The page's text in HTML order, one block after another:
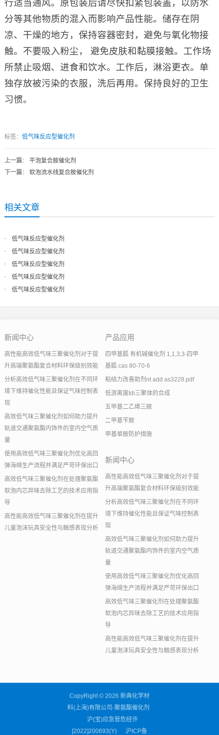
行适当通风。原包装后请尽快扣紧包装盖，以防水
分等其他物质的混入而影响产品性能。储存在阴
凉、干燥的地方，保持容器密封，避免与氧化物接
触。不要吸入粉尘， 避免皮肤和黏膜接触。工作场
所禁止吸烟、进食和饮水。工作后，淋浴更衣。单
独存放被污染的衣服，洗后再用。保持良好的卫生
习惯。
标签： 低气味反应型催化剂
上一篇： 平泡复合胺催化剂
下一篇： 软泡流水线复合胺催化剂
相关文章
低气味反应型催化剂
低气味反应型催化剂
低气味反应型催化剂
低气味反应型催化剂
低气味反应型催化剂
新闻中心
高性能高效低气味三聚催化剂对于提
升高端聚氨酯复合材料环保级别效能
分析高效低气味三聚催化剂在不同环
境下维持催化性能且保证气味控制表
现
高效低气味三聚催化剂如何助力提升
轨道交通聚氨酯内饰件的室内空气质
量
使用高效低气味三聚催化剂优化高回
弹海绵生产流程并满足严苛环保出口
高效低气味三聚催化剂在处理聚氨酯
软泡内芯异味去除工艺的技术应用指
导
高性能高效低气味三聚催化剂在提升
儿童泡沫玩具安全性与触感表现分析
产品应用
四甲基胍 有机碱催化剂 1,1,3,3-四甲
基胍 cas 80-70-6
粘结力改善助剂nt add as3228.pdf
低游离度tdi三聚体的合成
五甲基二乙烯三胺
二甲基苄胺
甲基单胺防护措施
新闻中心
高性能高效低气味三聚催化剂对于提
升高端聚氨酯复合材料环保级别效能
分析高效低气味三聚催化剂在不同环
境下维持催化性能且保证气味控制表
现
高效低气味三聚催化剂如何助力提升
轨道交通聚氨酯内饰件的室内空气质
量
使用高效低气味三聚催化剂优化高回
弹海绵生产流程并满足严苛环保出口
高效低气味三聚催化剂在处理聚氨酯
软泡内芯异味去除工艺的技术应用指
导
高性能高效低气味三聚催化剂在提升
儿童泡沫玩具安全性与触感表现分析
CopyRight © 2026 新典化学材
料(上海)有限公司-聚氨酯催化剂
沪(宝)应急管危经许
[2022]200693(Y) 沪ICP备